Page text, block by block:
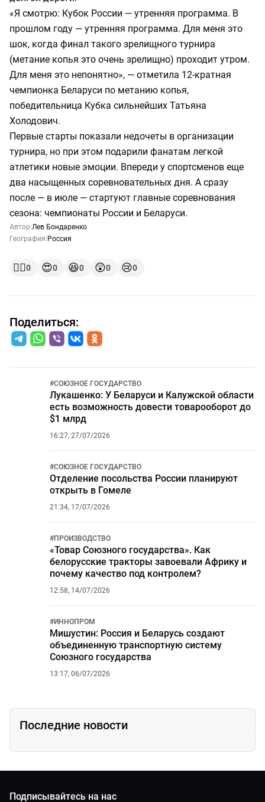
«Я смотрю: Кубок России — утренняя программа. В
прошлом году — утренняя программа. Для меня это
шок, когда финал такого зрелищного турнира
(метание копья это очень зрелищно) проходит утром.
Для меня это непонятно», — отметила 12-кратная
чемпионка Беларуси по метанию копья,
победительница Кубка сильнейших Татьяна
Холодович.
Первые старты показали недочеты в организации
турнира, но при этом подарили фанатам легкой
атлетики новые эмоции. Впереди у спортсменов еще
два насыщенных соревновательных дня. А сразу
после — в июле — стартуют главные соревнования
сезона: чемпионаты России и Беларуси.
Автор:Лев Бондаренко
География: Россия
👍🏻0 😍0 😆0 😲0 😢0
Поделиться:
#СОЮЗНОЕ ГОСУДАРСТВО
Лукашенко: У Беларуси и Калужской области
есть возможность довести товарооборот до
$1 млрд
16:27, 27/07/2026
#СОЮЗНОЕ ГОСУДАРСТВО
Отделение посольства России планируют
открыть в Гомеле
21:34, 17/07/2026
#ПРОИЗВОДСТВО
«Товар Союзного государства». Как
белорусские тракторы завоевали Африку и
почему качество под контролем?
12:58, 14/07/2026
#ИННОПРОМ
Мишустин: Россия и Беларусь создают
объединенную транспортную систему
Союзного государства
13:17, 06/07/2026
Последние новости
Подписывайтесь на нас